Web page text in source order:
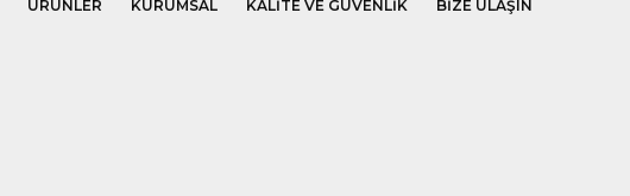
ÜRÜNLER KURUMSAL KALİTE VE GÜVENLİK BİZE ULAŞIN